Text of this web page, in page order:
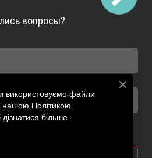
вопросы?
використовуємо файли
нашою Політикою
більше.